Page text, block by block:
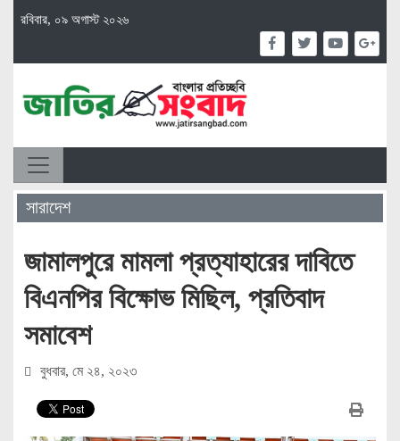
রবিবার, ০৯ অগাস্ট ২০২৬
সারাদেশ
জামালপুরে মামলা প্রত্যাহারের দাবিতে
বিএনপির বিক্ষোভ মিছিল, প্রতিবাদ
সমাবেশ
বুধবার, মে ২৪, ২০২৩